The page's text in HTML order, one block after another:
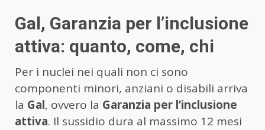
Gal, Garanzia per l’inclusione
attiva: quanto, come, chi
Per i nuclei nei quali non ci sono
componenti minori, anziani o disabili arriva
la Gal, ovvero la Garanzia per l’inclusione
attiva. Il sussidio dura al massimo 12 mesi